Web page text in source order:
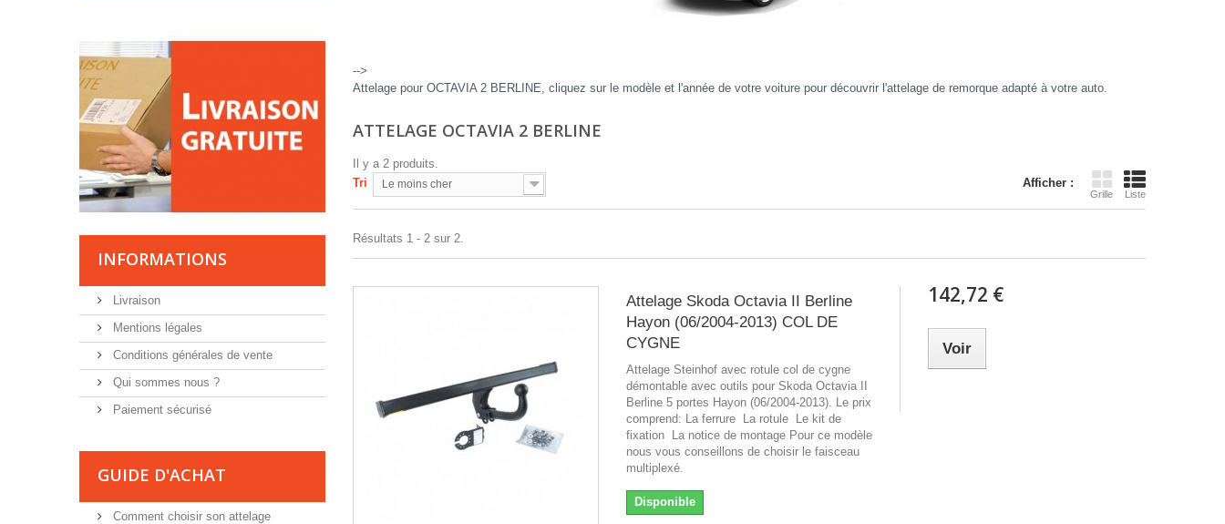
INFORMATIONS
Livraison
Mentions légales
Conditions générales de vente
Qui sommes nous ?
Paiement sécurisé
GUIDE D'ACHAT
Comment choisir son attelage
-->
Attelage pour OCTAVIA 2 BERLINE, cliquez sur le modèle et l'année de votre voiture pour découvrir l'attelage de remorque adapté à votre auto.
ATTELAGE OCTAVIA 2 BERLINE
Il y a 2 produits.
Afficher :
Grille Liste
Tri Le moins cher
Résultats 1 - 2 sur 2.
Attelage Skoda Octavia II Berline
Hayon (06/2004-2013) COL DE
CYGNE
Attelage Steinhof avec rotule col de cygne
démontable avec outils pour Skoda Octavia II
Berline 5 portes Hayon (06/2004-2013). Le prix
comprend: La ferrure La rotule Le kit de
fixation La notice de montage Pour ce modèle
nous vous conseillons de choisir le faisceau
multiplexé.
Disponible
142,72 €
Voir